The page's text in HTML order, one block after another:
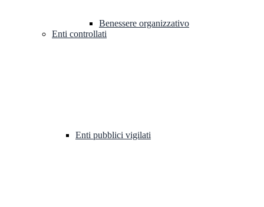
Benessere organizzativo
Enti controllati
Enti pubblici vigilati